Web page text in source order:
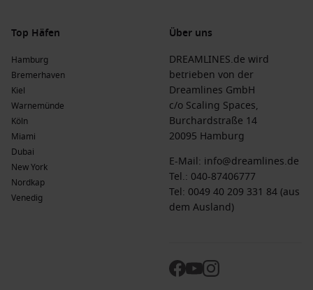
Deutschland
Was ist die typische Kostenstruktur einer Kreuzfahrt?
Eine einwöchige Kreuzfahrt nach Berlin-Tegel kostet
normalerweise zwischen 600 € und 1.200 € für
Standardkabinen, während luxuriösere Optionen bis zu 3.000
€ kosten können, abhängig von der Reederei und
Kabinenkategorie.
Was kann ich für Kosten für Speisen und Getränke erwarten?
Die Preise für Speisen und Getränke an Bord variieren
Welche Einkaufs- und Gastronomieoptionen sollte ich wissen?
Top Häfen
Hamburg
Bremerhaven
Kiel
Warnemünde
Köln
Miami
Dubai
New York
Nordkap
Venedig
Über uns
DREAMLINES.de wird
betrieben von der
Dreamlines GmbH
c/o Scaling Spaces,
Burchardstraße 14
20095 Hamburg
E-Mail: info@dreamlines.de
Tel.: 040-87406777
Tel: 0049 40 209 331 84 (aus
dem Ausland)